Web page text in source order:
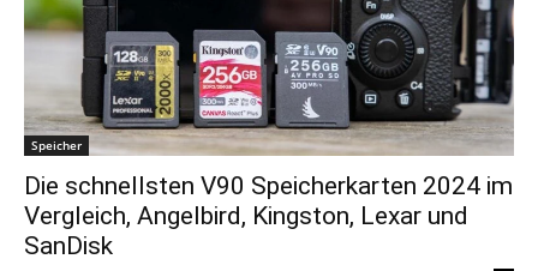
Speicher
Die schnellsten V90 Speicherkarten 2024 im
Vergleich, Angelbird, Kingston, Lexar und
SanDisk